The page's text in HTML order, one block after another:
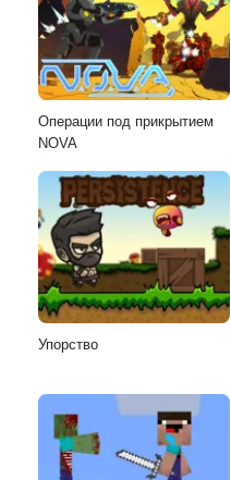
Операции под прикрытием
NOVA
Упорство